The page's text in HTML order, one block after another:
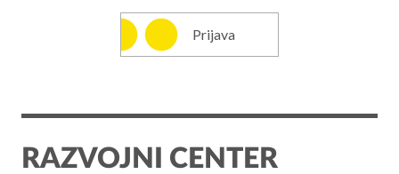
Prijava
RAZVOJNI CENTER